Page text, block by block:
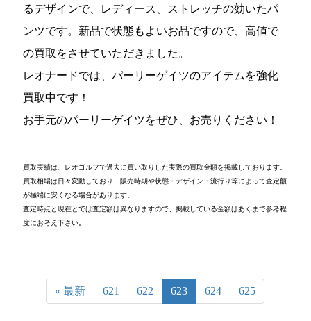
るデザインで、レディース、ストレッチの効いたパ
ンツです。新品で状態もよいお品ですので、高値で
の買取をさせていただきました。
レオナードでは、パーリーゲイツのアイテムを強化
買取中です！
お手元のパーリーゲイツをぜひ、お売りください！
買取実績は、レオゴルフで過去に買い取りした実際の買取金額を掲載しております。
買取相場は日々変動しており、販売時期や状態・デザイン・流行り等によって査定額
が極端に安くなる場合があります。
査定時点と現在とでは査定額は異なりますので、掲載している金額はあくまで参考程
度にお考え下さい。
« 最新 621 622 623 624 625